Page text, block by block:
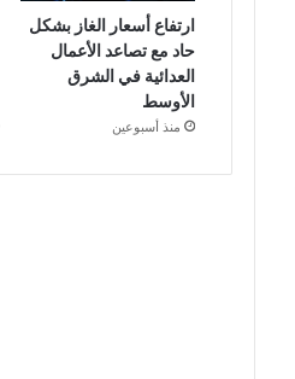
ارتفاع أسعار الغاز بشكل
حاد مع تصاعد الأعمال
العدائية في الشرق
الأوسط
منذ أسبوعين